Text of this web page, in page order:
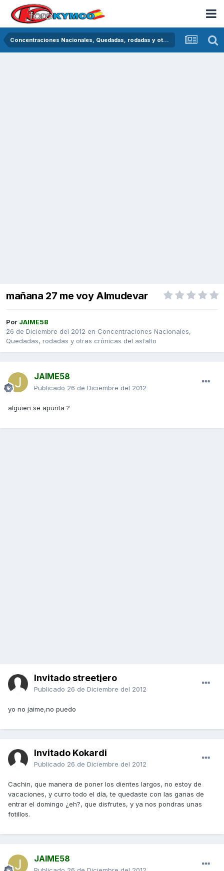
Concentraciones Nacionales, Quedadas, rodadas y otras crónicas del asfalto
mañana 27 me voy Almudevar
Por JAIME58
26 de Diciembre del 2012 en Concentraciones Nacionales,
Quedadas, rodadas y otras crónicas del asfalto
JAIME58
Publicado 26 de Diciembre del 2012
alguien se apunta ?
Invitado streetjero
Publicado 26 de Diciembre del 2012
yo no jaime,no puedo
Invitado Kokardi
Publicado 26 de Diciembre del 2012
Cachin, que manera de poner los dientes largos, no estoy de
vacaciones, y curro todo el día, te quedaste con las ganas de
entrar el domingo ¿eh?, que disfrutes, y ya nos pondras unas
fotillos.
JAIME58